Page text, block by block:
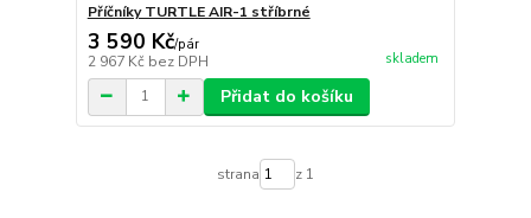
Příčníky TURTLE AIR-1 stříbrné
3 590 Kč/pár
2 967 Kč bez DPH skladem
Přidat do košíku
strana z 1